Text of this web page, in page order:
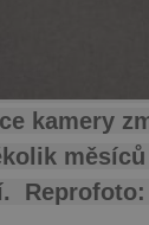
kamery